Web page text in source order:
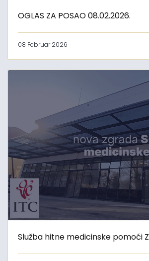
OGLAS ZA POSAO 08.02.2026.
08 Februar 2026
Služba hitne medicinske pomoći